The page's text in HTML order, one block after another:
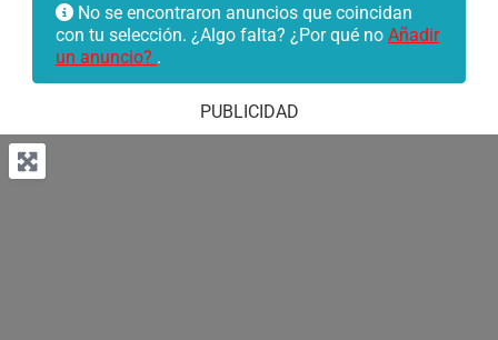
No se encontraron anuncios que coincidan
con tu selección. ¿Algo falta? ¿Por qué no Añadir
un anuncio? .
PUBLICIDAD